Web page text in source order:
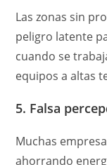
Las zonas sin
peligro latente
cuando se
equipos a altas
5. Falsa
Muchas
ahorrando